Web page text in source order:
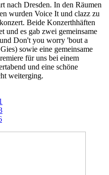
nach Dresden. In den Räumen
wurden Voice It und clazz zu
Beide Konzerthhäften
und es gab zwei gemeinsame
Don't you worry 'bout a
sowie eine gemeinsame
für uns bei einem
und eine schöne
weiterging.